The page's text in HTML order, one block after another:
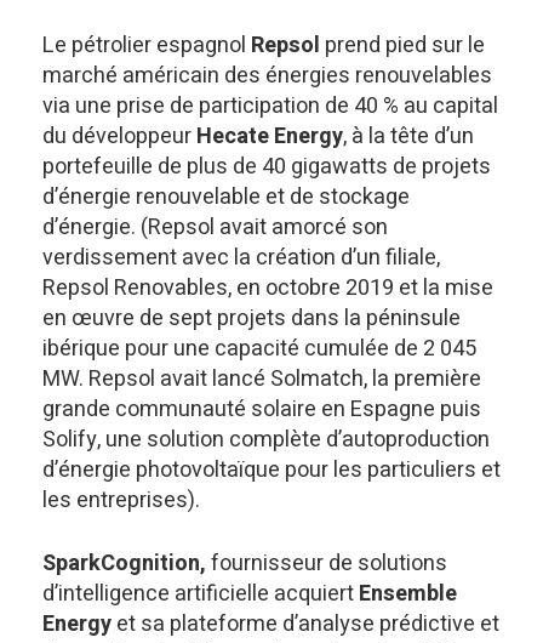
Le pétrolier espagnol Repsol prend pied sur le
marché américain des énergies renouvelables
via une prise de participation de 40 % au capital
du développeurHecate Energy, à la tête d’un
portefeuille de plus de 40 gigawatts de projets
d’énergie renouvelable et de stockage
d’énergie. (Repsol avait amorcé son
verdissement avec la création d’un filiale,
Repsol Renovables, en octobre 2019 et la mise
en œuvre de sept projets dans la péninsule
ibérique pour une capacité cumulée de 2 045
MW. Repsol avait lancé Solmatch, la première
grande communauté solaire en Espagne puis
Solify, une solution complète d’autoproduction
d’énergie photovoltaïque pour les particuliers et
les entreprises).
SparkCognition,fournisseur de solutions
d’intelligence artificielle acquiertEnsemble
Energyet sa plateforme d’analyse prédictive et